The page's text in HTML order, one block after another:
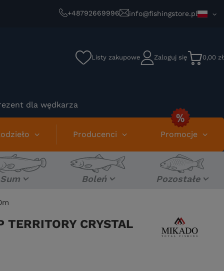
+48792669996 info@fishingstore.pl
Listy zakupowe Zaloguj się 0,00 zł
dla wędkarza
Producenci Promocje
Sum Boleń Pozostałe
CRYSTAL